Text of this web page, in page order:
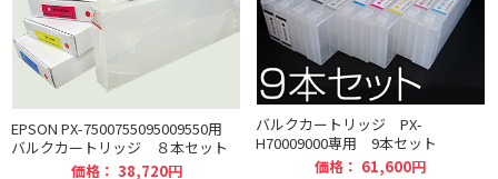
EPSON PX-7500755095009550用
バルクカートリッジ ８本セット
価格： 38,720円
バルクカートリッジ PX-
H70009000専用 9本セット
価格： 61,600円